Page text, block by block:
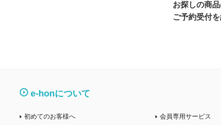
お探しの商
ご予約受付
e-honについて
初めてのお客様へ
会員専用サービス